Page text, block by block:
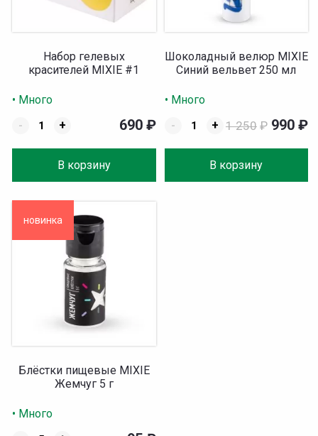
Набор гелевых
красителей MIXIE #1
• Много
-
+
В корзину
690 ₽
Шоколадный велюр MIXIE
Синий вельвет 250 мл
• Много
-
+
В корзину
1 250 ₽ 990 ₽
новинка
Блёстки пищевые MIXIE
Жемчуг 5 г
• Много